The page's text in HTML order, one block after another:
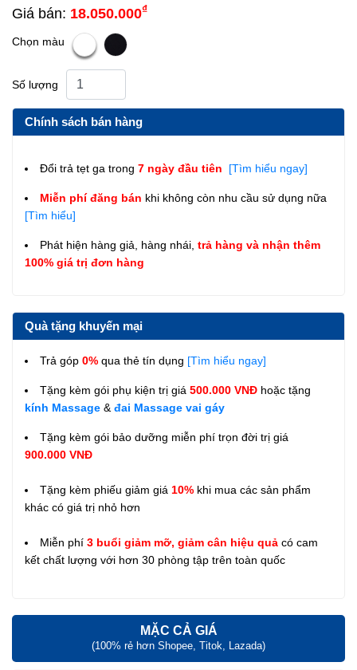
Giá bán: 18.050.000₫
Chọn màu
Số lượng
Chính sách bán hàng
Đổi trả tẹt ga trong 7 ngày đầu tiên [Tìm hiểu ngay]
Miễn phí đăng bán khi không còn nhu cầu sử dụng nữa
[Tìm hiểu]
Phát hiện hàng giả, hàng nhái, trả hàng và nhận thêm
100% giá trị đơn hàng
Quà tặng khuyến mại
Trả góp 0% qua thẻ tín dụng [Tìm hiểu ngay]
Tặng kèm gói phụ kiện trị giá 500.000 VNĐ hoặc tặng
kính Massage & đai Massage vai gáy
Tặng kèm gói bảo dưỡng miễn phí trọn đời trị giá
900.000 VNĐ
Tặng kèm phiếu giảm giá 10% khi mua các sản phẩm
khác có giá trị nhỏ hơn
Miễn phí 3 buổi giảm mỡ, giảm cân hiệu quả có cam
kết chất lượng với hơn 30 phòng tập trên toàn quốc
MẶC CẢ GIÁ
(100% rẻ hơn Shopee, Titok, Lazada)